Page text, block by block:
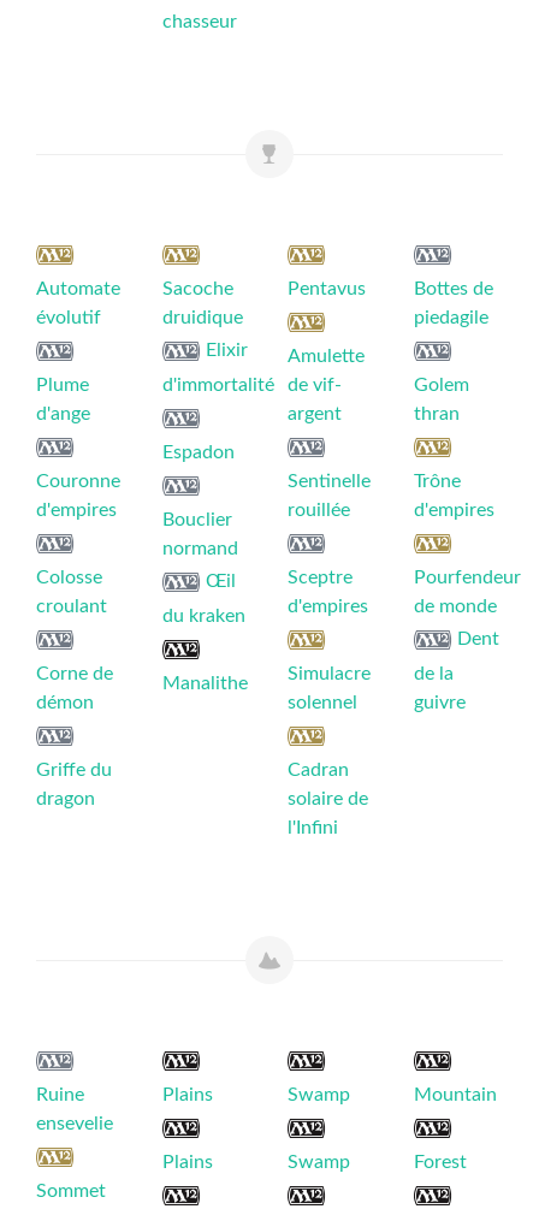
chasseur
Automate
évolutif
Plume
d'ange
Couronne
d'empires
Colosse
croulant
Corne de
démon
Griffe du
dragon
Sacoche
druidique
Elixir
d'immortalité
Espadon
Bouclier
normand
Œil
du kraken
Manalithe
Pentavus
Amulette
de vif-
argent
Sentinelle
rouillée
Sceptre
d'empires
Simulacre
solennel
Cadran
solaire de
l'Infini
Bottes de
piedagile
Golem
thran
Trône
d'empires
Pourfendeur
de monde
Dent
de la
guivre
Ruine
ensevelie
Sommet
Plains
Plains
Swamp
Swamp
Mountain
Forest